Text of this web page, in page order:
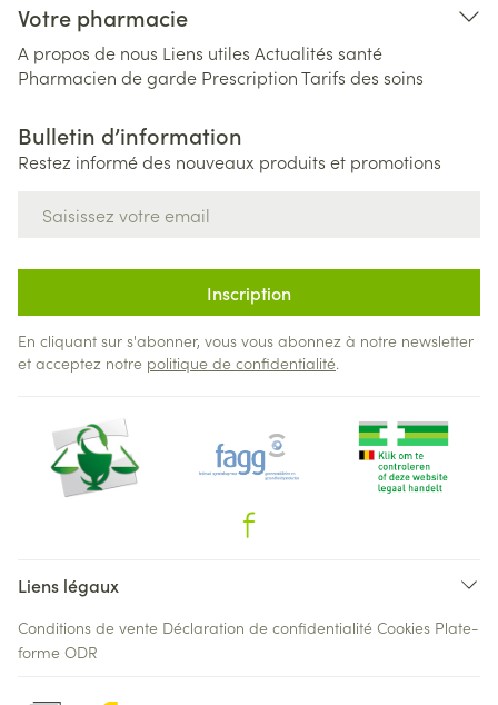
Votre pharmacie
A propos de nous Liens utiles Actualités santé
Pharmacien de garde PrescriptionTarifs des soins
Bulletin d’information
Restez informé des nouveaux produits et promotions
Inscription
En cliquant sur s'abonner, vous vous abonnez à notre newsletter
et acceptez notre politique de confidentialité.
Liens légaux
Conditions de vente Déclaration de confidentialité Cookies Plate-
forme ODR